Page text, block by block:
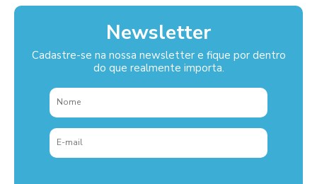
Newsletter
Cadastre-se na nossa newsletter e fique por dentro
do que realmente importa.